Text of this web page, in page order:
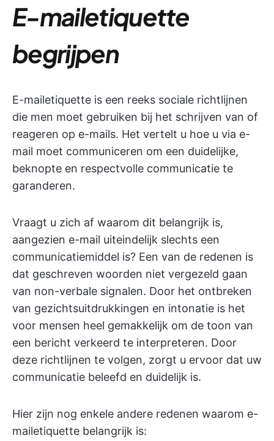
E-mailetiquette
begrijpen
E-mailetiquette is een reeks sociale richtlijnen
die men moet gebruiken bij het schrijven van of
reageren op e-mails. Het vertelt u hoe u via e-
mail moet communiceren om een duidelijke,
beknopte en respectvolle communicatie te
garanderen.
Vraagt u zich af waarom dit belangrijk is,
aangezien e-mail uiteindelijk slechts een
communicatiemiddel is? Een van de redenen is
dat geschreven woorden niet vergezeld gaan
van non-verbale signalen. Door het ontbreken
van gezichtsuitdrukkingen en intonatie is het
voor mensen heel gemakkelijk om de toon van
een bericht verkeerd te interpreteren. Door
deze richtlijnen te volgen, zorgt u ervoor dat uw
communicatie beleefd en duidelijk is.
Hier zijn nog enkele andere redenen waarom e-
mailetiquette belangrijk is: